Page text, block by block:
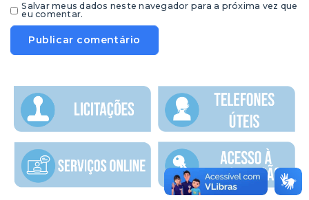
Salvar meus dados neste navegador para a próxima vez que
eu comentar.